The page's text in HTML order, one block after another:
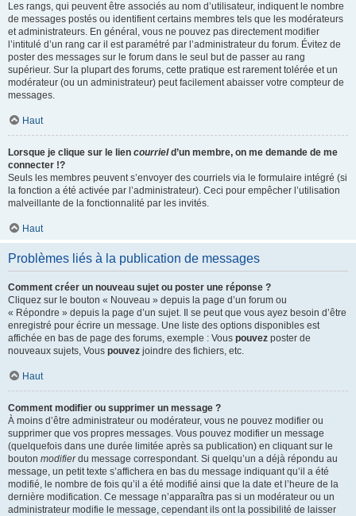
Les rangs, qui peuvent être associés au nom d’utilisateur, indiquent le nombre
de messages postés ou identifient certains membres tels que les modérateurs
et administrateurs. En général, vous ne pouvez pas directement modifier
l’intitulé d’un rang car il est paramétré par l’administrateur du forum. Évitez de
poster des messages sur le forum dans le seul but de passer au rang
supérieur. Sur la plupart des forums, cette pratique est rarement tolérée et un
modérateur (ou un administrateur) peut facilement abaisser votre compteur de
messages.
Haut
Lorsque je clique sur le lien courrield’un membre, on me demande de me
connecter !?
Seuls les membres peuvent s’envoyer des courriels via le formulaire intégré (si
la fonction a été activée par l’administrateur). Ceci pour empêcher l’utilisation
malveillante de la fonctionnalité par les invités.
Haut
Problèmes liés à la publication de messages
Comment créer un nouveau sujet ou poster une réponse ?
Cliquez sur le bouton « Nouveau » depuis la page d’un forum ou
« Répondre » depuis la page d’un sujet. Il se peut que vous ayez besoin d’être
enregistré pour écrire un message. Une liste des options disponibles est
affichée en bas de page des forums, exemple : Vous pouvez poster de
nouveaux sujets, Vous pouvez joindre des fichiers, etc.
Haut
Comment modifier ou supprimer un message ?
À moins d’être administrateur ou modérateur, vous ne pouvez modifier ou
supprimer que vos propres messages. Vous pouvez modifier un message
(quelquefois dans une durée limitée après sa publication) en cliquant sur le
bouton modifierdu message correspondant. Si quelqu’un a déjà répondu au
message, un petit texte s’affichera en bas du message indiquant qu’il a été
modifié, le nombre de fois qu’il a été modifié ainsi que la date et l’heure de la
dernière modification. Ce message n’apparaîtra pas si un modérateur ou un
administrateur modifie le message, cependant ils ont la possibilité de laisser